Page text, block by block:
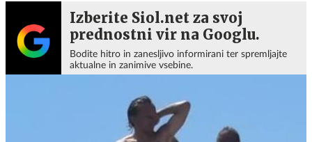
Izberite Siol.net za svoj
prednostni vir na Googlu.
Bodite hitro in zanesljivo informirani ter spremljajte
aktualne in zanimive vsebine.